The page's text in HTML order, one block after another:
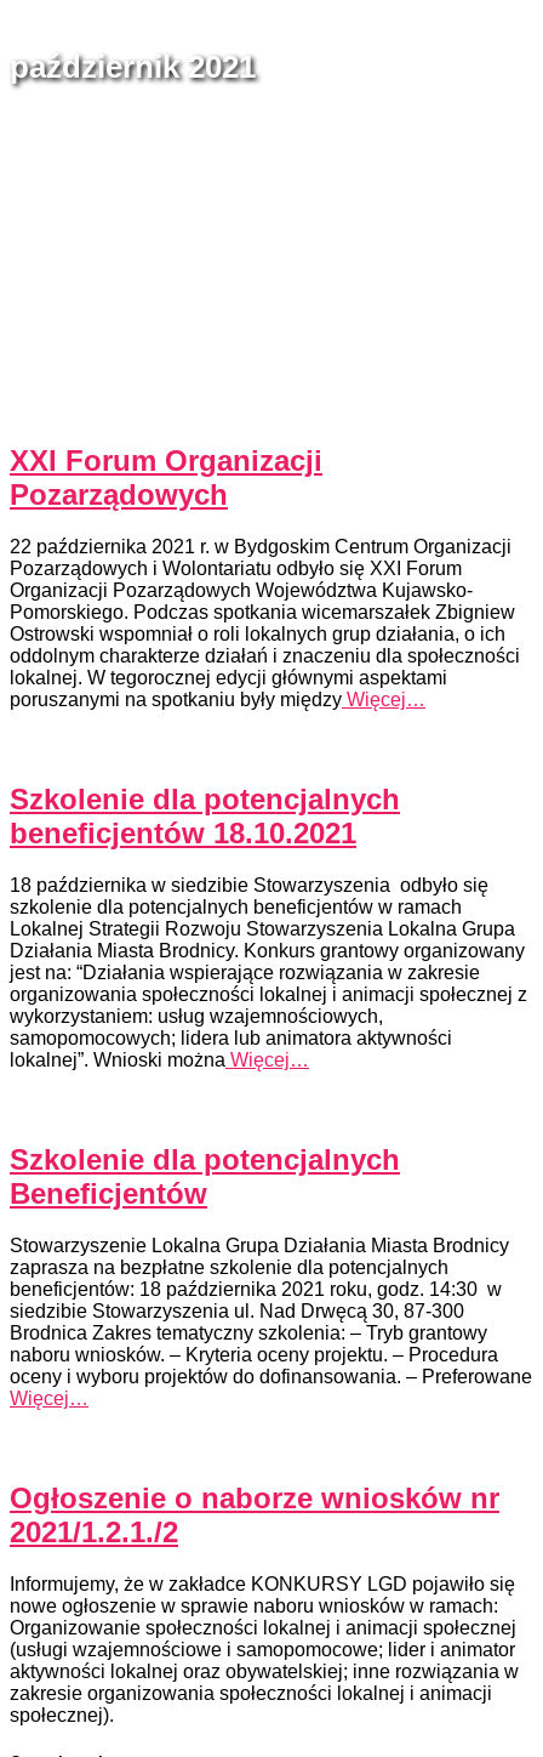
październik 2021
XXI Forum Organizacji
Pozarządowych
22 października 2021 r. w Bydgoskim Centrum Organizacji
Pozarządowych i Wolontariatu odbyło się XXI Forum
Organizacji Pozarządowych Województwa Kujawsko-
Pomorskiego. Podczas spotkania wicemarszałek Zbigniew
Ostrowski wspomniał o roli lokalnych grup działania, o ich
oddolnym charakterze działań i znaczeniu dla społeczności
lokalnej. W tegorocznej edycji głównymi aspektami
poruszanymi na spotkaniu były między Więcej…
Szkolenie dla potencjalnych
beneficjentów 18.10.2021
18 października w siedzibie Stowarzyszenia odbyło się
szkolenie dla potencjalnych beneficjentów w ramach
Lokalnej Strategii Rozwoju Stowarzyszenia Lokalna Grupa
Działania Miasta Brodnicy. Konkurs grantowy organizowany
jest na: “Działania wspierające rozwiązania w zakresie
organizowania społeczności lokalnej i animacji społecznej z
wykorzystaniem: usług wzajemnościowych,
samopomocowych; lidera lub animatora aktywności
lokalnej”. Wnioski można Więcej…
Szkolenie dla potencjalnych
Beneficjentów
Stowarzyszenie Lokalna Grupa Działania Miasta Brodnicy
zaprasza na bezpłatne szkolenie dla potencjalnych
beneficjentów: 18 października 2021 roku, godz. 14:30 w
siedzibie Stowarzyszenia ul. Nad Drwęcą 30, 87-300
Brodnica Zakres tematyczny szkolenia: – Tryb grantowy
naboru wniosków. – Kryteria oceny projektu. – Procedura
oceny i wyboru projektów do dofinansowania. – Preferowane
Więcej…
Ogłoszenie o naborze wniosków nr
2021/1.2.1./2
Informujemy, że w zakładce KONKURSY LGD pojawiło się
nowe ogłoszenie w sprawie naboru wniosków w ramach:
Organizowanie społeczności lokalnej i animacji społecznej
(usługi wzajemnościowe i samopomocowe; lider i animator
aktywności lokalnej oraz obywatelskiej; inne rozwiązania w
zakresie organizowania społeczności lokalnej i animacji
społecznej).